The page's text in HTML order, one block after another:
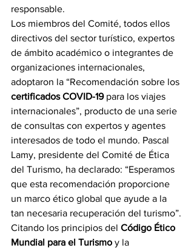
responsable.
Los miembros del Comité, todos ellos
directivos del sector turístico, expertos
de ámbito académico o integrantes de
organizaciones internacionales,
adoptaron la “Recomendación sobre los
certificados COVID-19 para los viajes
internacionales”, producto de una serie
de consultas con expertos y agentes
interesados de todo el mundo. Pascal
Lamy, presidente del Comité de Ética
del Turismo, ha declarado: “Esperamos
que esta recomendación proporcione
un marco ético global que ayude a la
tan necesaria recuperación del turismo”.
Citando los principios del Código Ético
Mundial para el Turismo y la